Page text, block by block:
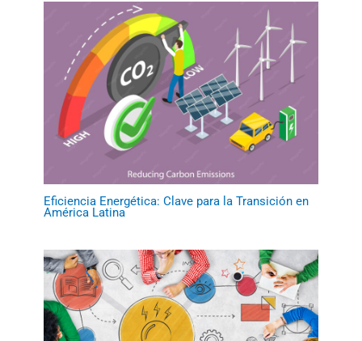
Eficiencia Energética: Clave para la Transición en
América Latina